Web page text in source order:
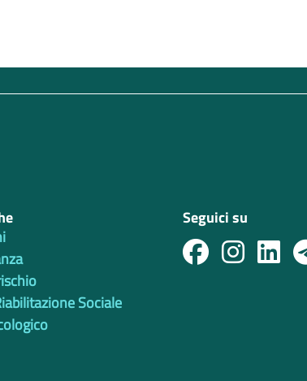
Sociale
Seguici su